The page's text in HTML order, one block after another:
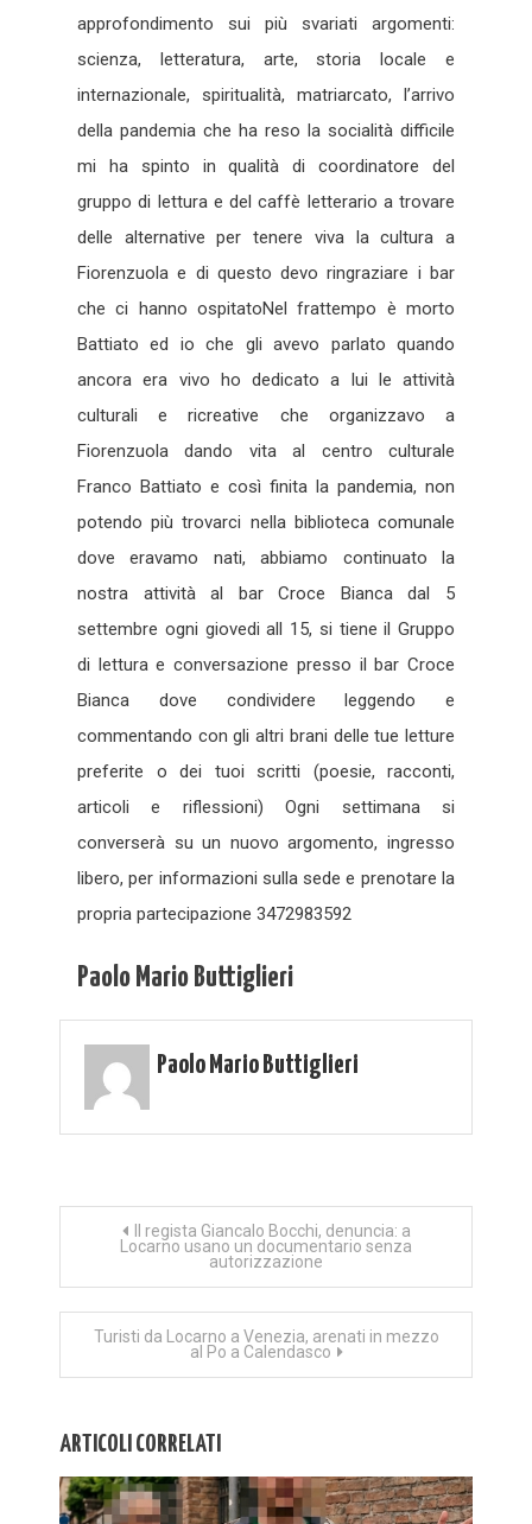
approfondimento sui più svariati argomenti:
scienza, letteratura, arte, storia locale e
internazionale, spiritualità, matriarcato, l’arrivo
della pandemia che ha reso la socialità difficile
mi ha spinto in qualità di coordinatore del
gruppo di lettura e del caffè letterario a trovare
delle alternative per tenere viva la cultura a
Fiorenzuola e di questo devo ringraziare i bar
che ci hanno ospitatoNel frattempo è morto
Battiato ed io che gli avevo parlato quando
ancora era vivo ho dedicato a lui le attività
culturali e ricreative che organizzavo a
Fiorenzuola dando vita al centro culturale
Franco Battiato e così finita la pandemia, non
potendo più trovarci nella biblioteca comunale
dove eravamo nati, abbiamo continuato la
nostra attività al bar Croce Bianca dal 5
settembre ogni giovedi all 15, si tiene il Gruppo
di lettura e conversazione presso il bar Croce
Bianca dove condividere leggendo e
commentando con gli altri brani delle tue letture
preferite o dei tuoi scritti (poesie, racconti,
articoli e riflessioni) Ogni settimana si
converserà su un nuovo argomento, ingresso
libero, per informazioni sulla sede e prenotare la
propria partecipazione 3472983592
Paolo Mario Buttiglieri
Paolo Mario Buttiglieri
Navigazione
articoli
Il regista Giancalo Bocchi, denuncia: a
Locarno usano un documentario senza
autorizzazione
Turisti da Locarno a Venezia, arenati in mezzo
al Po a Calendasco
ARTICOLI CORRELATI